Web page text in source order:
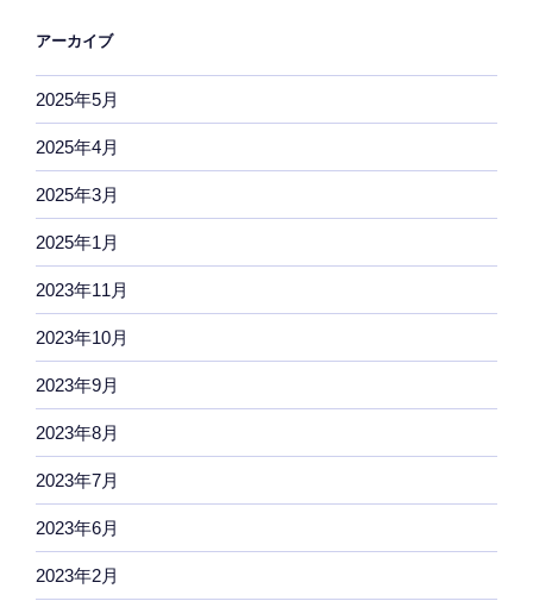
アーカイブ
2025年5月
2025年4月
2025年3月
2025年1月
2023年11月
2023年10月
2023年9月
2023年8月
2023年7月
2023年6月
2023年2月